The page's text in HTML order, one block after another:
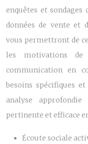
enquêtes et sondages
données de vente et
vous permettront de
les motivations de
communication en
besoins spécifiques
analyse
pertinente et efficace
Écoute sociale